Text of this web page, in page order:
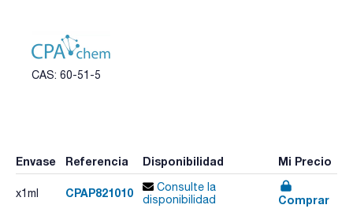
CAS: 60-51-5
Envase Referencia Disponibilidad Mi Precio
x1ml CPAP821010
Consulte la
disponibilidad
Comprar